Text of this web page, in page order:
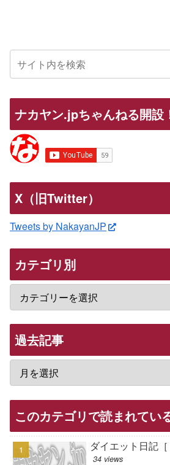
ナカヤン.jpちゃんねる開設
X（旧Twitter）
Tweets by NakayanJP
カテゴリ別
過去記事
このカテゴリで読まれてい
ダイエット日記［
34 views